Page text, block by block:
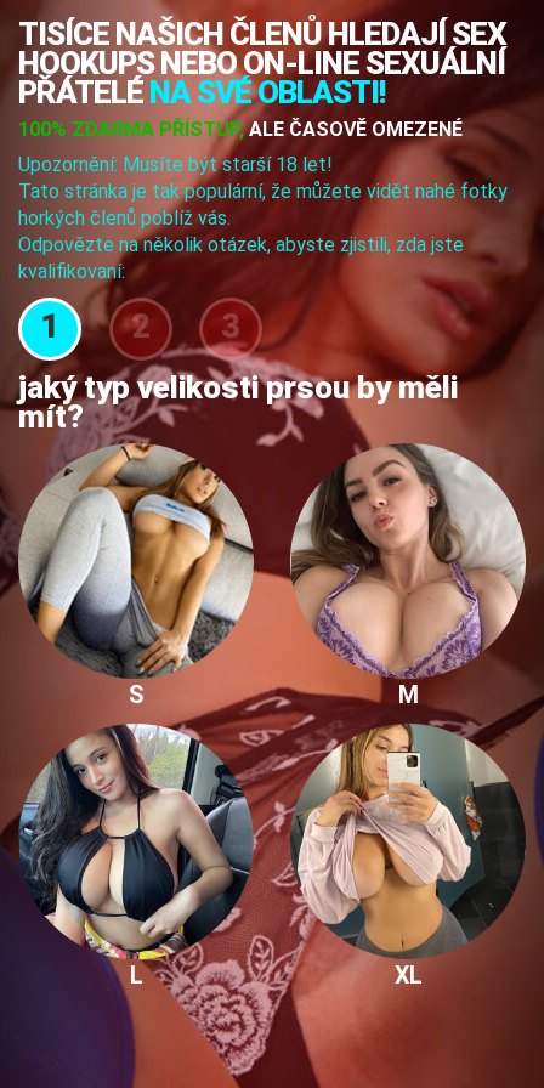
TISÍCE NAŠICH ČLENŮ HLEDAJÍ SEX
HOOKUPS NEBO ON-LINE SEXUÁLNÍ
PŘÁTELÉ NA SVÉ OBLASTI!
100% ZDARMA PŘÍSTUP,ALE ČASOVĚ OMEZENÉ
Upozornění: Musíte být starší 18 let!
Tato stránka je tak populární, že můžete vidět nahé fotky
horkých členů poblíž vás.
Odpovězte na několik otázek, abyste zjistili, zda jste
kvalifikovaní:
1 2 3
jaký typ velikosti prsou by měli
mít?
S M
L XL